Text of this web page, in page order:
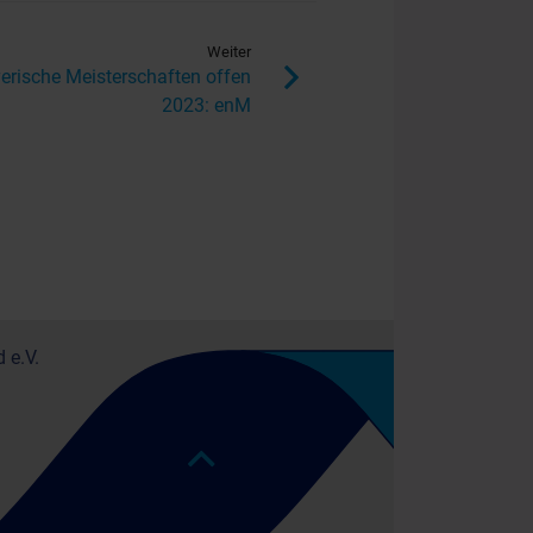
Weiter
Meisterschaften offen
2023: enM
e.V.